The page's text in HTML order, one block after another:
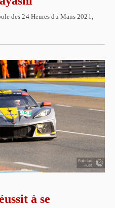
des 24 Heures du Mans 2021,
à se